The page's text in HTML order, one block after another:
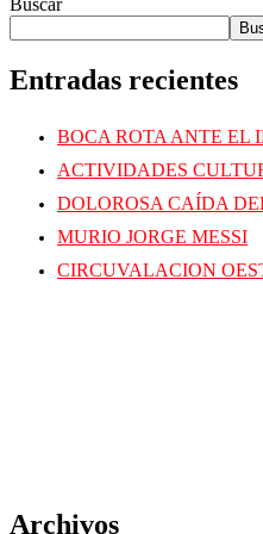
Buscar
Entradas recientes
BOCA ROTA ANTE EL
ACTIVIDADES
DOLOROSA CAÍDA
MURIO JORGE MESSI
CIRCUVALACION
Archivos